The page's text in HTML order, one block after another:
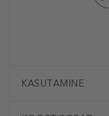
KASUTAMINE